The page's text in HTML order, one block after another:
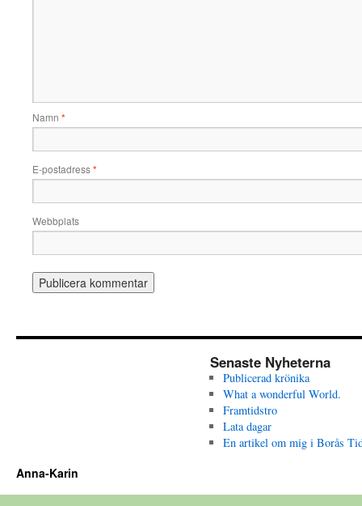
Namn *
E-postadress*
Webbplats
Senaste Nyheterna
Publicerad krönika
What a wonderful World.
Framtidstro
Lata dagar
En artikel om mig i Borås
Anna-Karin